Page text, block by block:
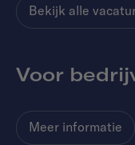
Bekijk alle
Voor
Meer informatie